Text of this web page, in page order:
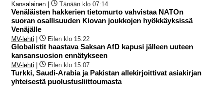
Kansalainen Tänään klo 07:14
Venäläisten hakkerien tietomurto vahvistaa NATOn
suoran osallisuuden Kiovan joukkojen hyökkäyksissä
Venäjälle
MV-lehti Eilen klo 15:22
Globalistit haastava Saksan AfD kapusi jälleen uuteen
kansansuosion ennätykseen
MV-lehti Eilen klo 15:07
Turkki, Saudi-Arabia ja Pakistan allekirjoittivat asiakirjan
yhteisestä puolustusliittoumasta